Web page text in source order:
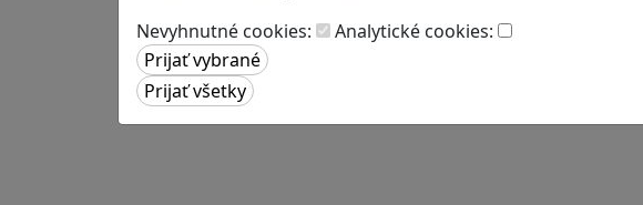
Nevyhnutné cookies:
Analytické cookies: